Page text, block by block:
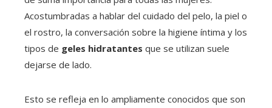
Acostumbradas a hablar del cuidado del pelo, la piel o
el rostro, la conversación sobre la higiene íntima y los
tipos de geles hidratantes que se utilizan suele
dejarse de lado.
Esto se refleja en lo ampliamente conocidos que son